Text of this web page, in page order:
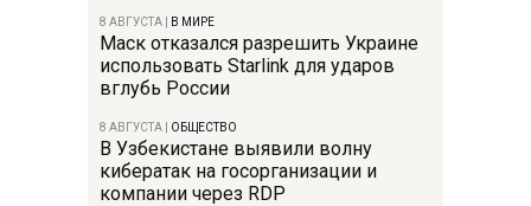
8 АВГУСТА В МИРЕ
Маск отказался разрешить Украине
использовать Starlink для ударов
вглубь России
8 АВГУСТА ОБЩЕСТВО
В Узбекистане выявили волну
кибератак на госорганизации и
компании через RDP